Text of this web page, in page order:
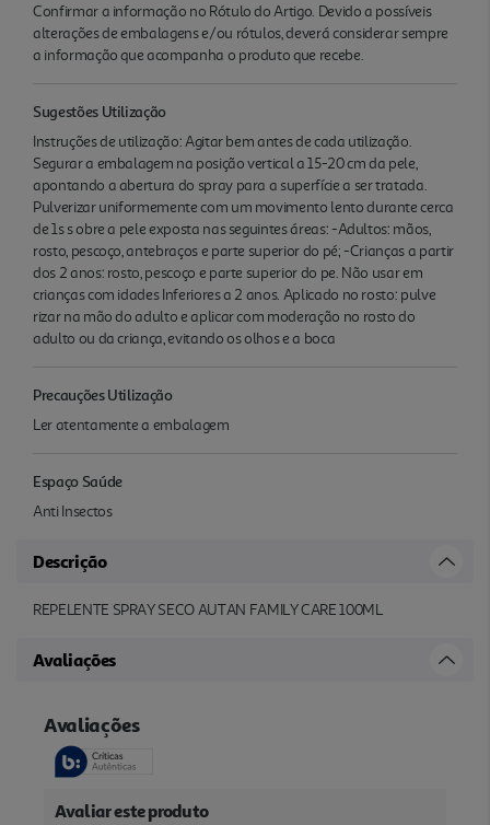
Confirmar a informação no Rótulo do Artigo. Devido a possíveis
alterações de embalagens e/ou rótulos, deverá considerar sempre
a informação que acompanha o produto que recebe.
Sugestões Utilização
Instruções de utilização: Agitar bem antes de cada utilização.
Segurar a embalagem na posição vertical a 15-20 cm da pele,
apontando a abertura do spray para a superfície a ser tratada.
Pulverizar uniformemente com um movimento lento durante cerca
de 1s s obre a pele exposta nas seguintes áreas: -Adultos: mãos,
rosto, pescoço, antebraços e parte superior do pé; -Crianças a partir
dos 2 anos: rosto, pescoço e parte superior do pe. Não usar em
crianças com idades Inferiores a 2 anos. Aplicado no rosto: pulve
rizar na mão do adulto e aplicar com moderação no rosto do
adulto ou da criança, evitando os olhos e a boca
Precauções Utilização
Ler atentamente a embalagem
Espaço Saúde
Anti Insectos
Descrição
REPELENTE SPRAY SECO AUTAN FAMILY CARE 100ML
Avaliações